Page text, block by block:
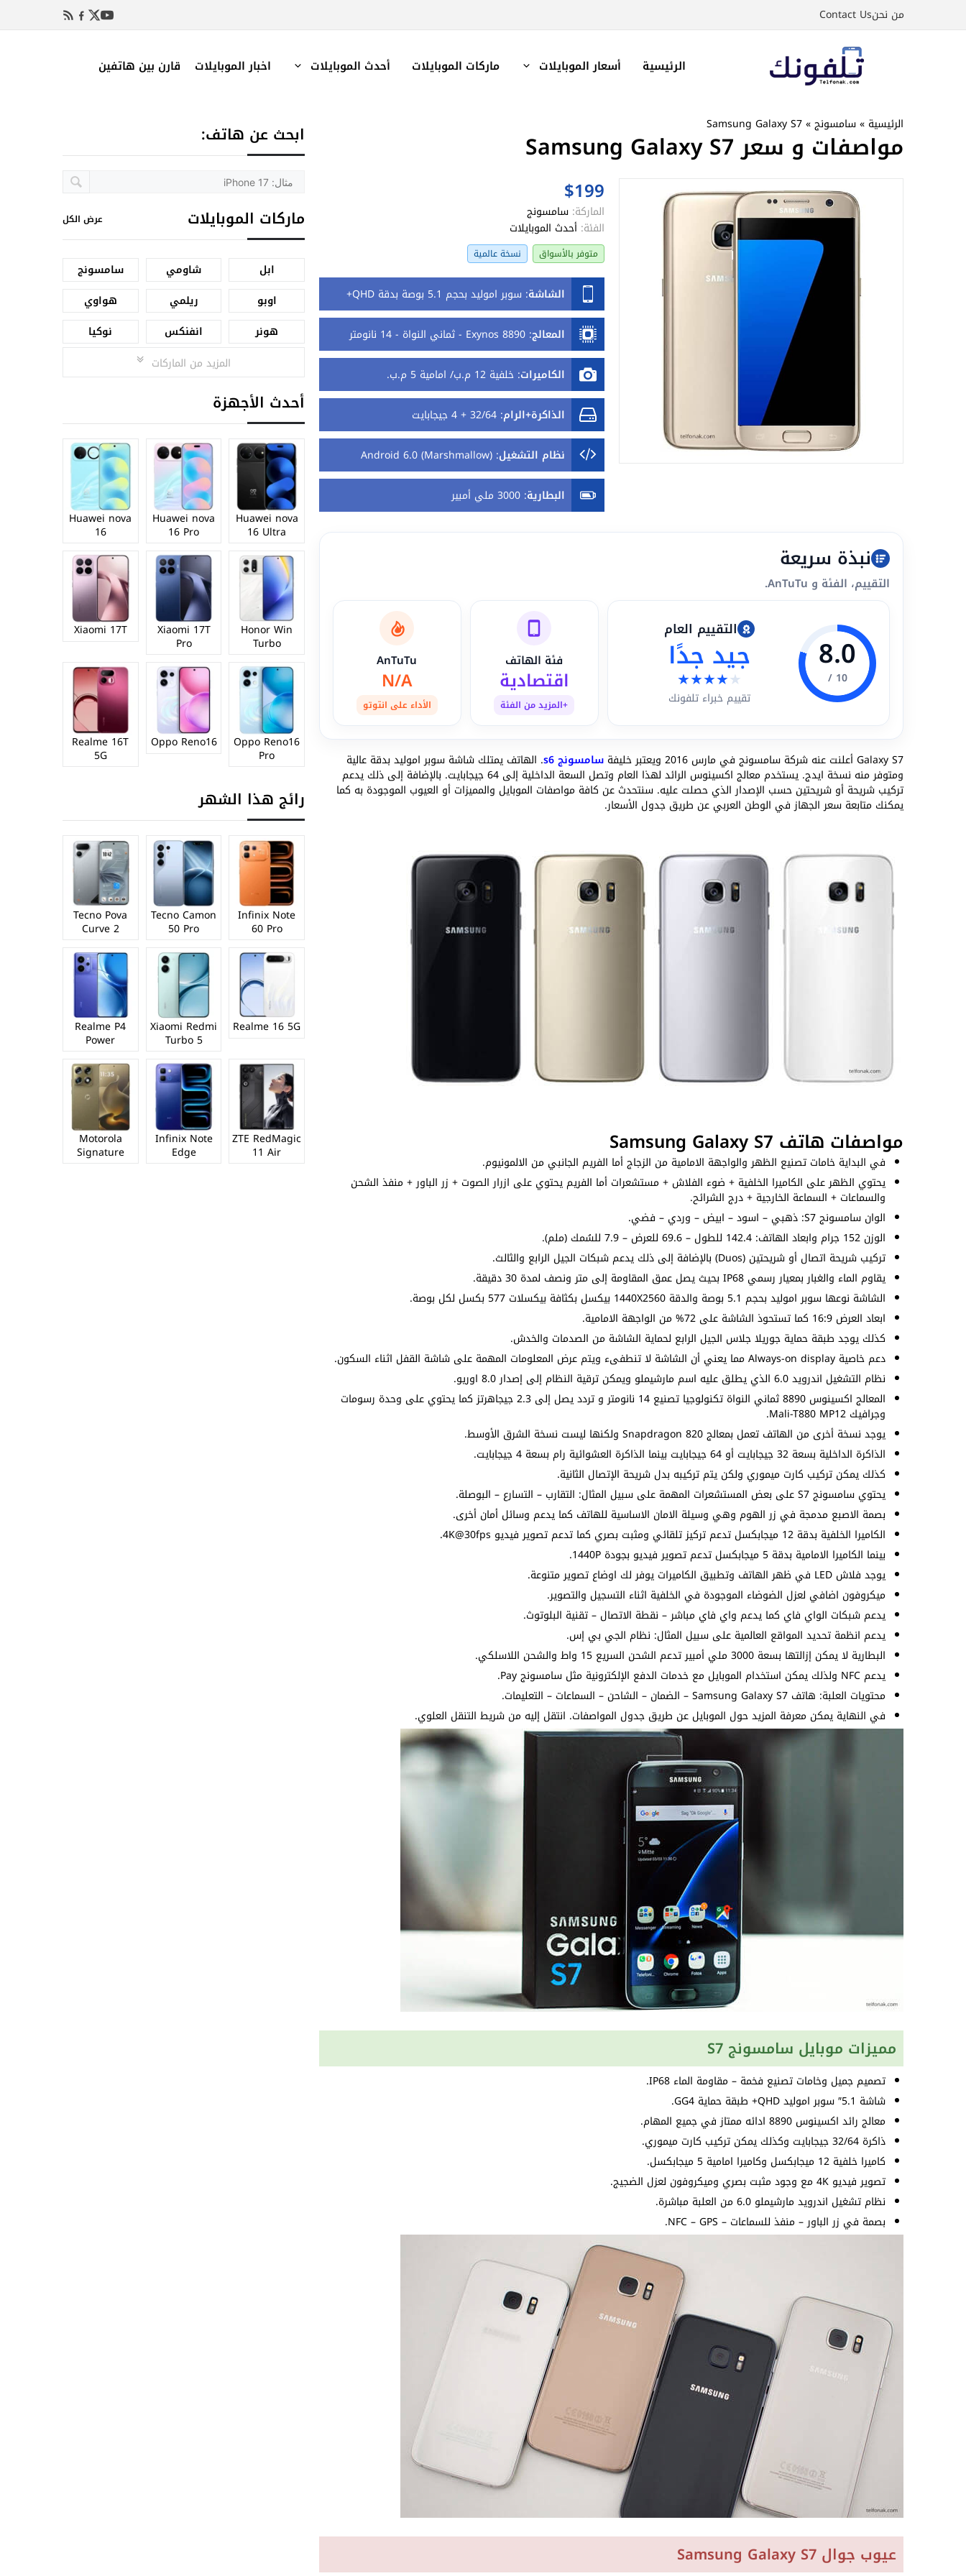
من نحنContact Us
الرئيسية أسعار الموبايلات ماركات الموبايلات أحدث الموبايلات اخبار الموبايلات قارن بين هاتفين
الرئيسية »سامسونج»
Samsung Galaxy S7
مواصفات و سعر Samsung Galaxy S7
$199
الماركة: سامسونج
الفئة: أحدث الموبايلات
متوفر بالأسواق نسخة عالمية
الشاشة: سوبر اموليد بحجم 5.1 بوصة بدقة QHD+
المعالج:Exynos 8890 - ثماني النواة - 14 نانومتر
الكاميرات:خلفية 12 م.ب/ امامية 5 م.ب.
الذاكرة+الرام:32/64 + 4 جيجابايت
نظام التشغيل:
Android 6.0 (Marshmallow)
البطارية:3000 ملي أمبير
نبذة سريعة
التقييم، الفئة و AnTuTu.
8.0
10 /
التقييم العام
جيد جدًا
★★★★★
تقييم خبراء تلفونك
فئة الهاتف
اقتصادية
+المزيد من الفئة
AnTuTu
N/A
الأداء على انتوتو
Galaxy S7 أعلنت عنه شركة سامسونج في مارس 2016 ويعتبر خليفة سامسونج s6 . الهاتف يمتلك شاشة سوبر اموليد بدقة عالية
ومتوفر منه نسخة ايدج. يستخدم معالج اكسينوس الرائد لهذا العام وتصل السعة الداخلية إلى 64 جيجابايت. بالإضافة إلى ذلك يدعم
تركيب شريحة أو شريحتين حسب الإصدار الذي حصلت عليه. سنتحدث عن كافة مواصفات الموبايل والمميزات أو العيوب الموجودة به كما
يمكنك متابعة سعر الجهاز في الوطن العربي عن طريق جدول الأسعار.
مواصفات هاتف Samsung Galaxy S7
في البداية خامات تصنيع الظهر والواجهة الامامية من الزجاج أما الفريم الجانبي من الالمونيوم.
يحتوي الظهر على الكاميرا الخلفية + ضوء الفلاش + مستشعرات أما الفريم يحتوي على ازرار الصوت + زر الباور + منفذ الشحن
والسماعات + السماعة الخارجية + درج الشرائح.
الوان سامسونج S7: ذهبي – اسود – ابيض – وردي – فضي.
الوزن 152 جرام وابعاد الهاتف: 142.4 للطول – 69.6 للعرض – 7.9 للسُمك (ملم).
تركيب شريحة اتصال أو شريحتين (Duos) بالإضافة إلى ذلك يدعم شبكات الجيل الرابع والثالث.
يقاوم الماء والغبار بمعيار رسمي IP68 بحيث يصل عمق المقاومة إلى متر ونصف لمدة 30 دقيقة.
الشاشة نوعها سوبر اموليد بحجم 5.1 بوصة والدقة 1440X2560 بيكسل بكثافة بيكسلات 577 بكسل لكل بوصة.
ابعاد العرض 16:9 كما تستحوذ الشاشة على 72% من الواجهة الامامية.
كذلك يوجد طبقة حماية جوريلا جلاس الجيل الرابع لحماية الشاشة من الصدمات والخدش.
دعم خاصية Always-on display مما يعني أن الشاشة لا تنطفىء ويتم عرض المعلومات المهمة على شاشة القفل اثناء السكون.
نظام التشغيل اندرويد 6.0 الذي يطلق عليه اسم مارشيملو ويمكن ترقية النظام إلى إصدار 8.0 اوريو.
المعالج اكسينوس 8890 ثماني النواة تكنولوجيا تصنيع 14 نانومتر و تردد يصل إلى 2.3 جيجاهرتز كما يحتوي على وحدة رسومات
وجرافيك Mali-T880 MP12.
يوجد نسخة أخرى من الهاتف تعمل بمعالج Snapdragon 820 ولكنها ليست نسخة الشرق الأوسط.
الذاكرة الداخلية بسعة 32 جيجابايت أو 64 جيجابايت بينما الذاكرة العشوائية رام بسعة 4 جيجابايت.
كذلك يمكن تركيب كارت ميموري ولكن يتم تركيبه بدل شريحة الإتصال الثانية.
يحتوي سامسونج S7 على بعض المستشعرات المهمة على سبيل المثال: التقارب – التسارع – البوصلة.
بصمة الاصبع مدمجة في زر الهوم وهي وسيلة الامان الاساسية للهاتف كما يدعم وسائل أمان أخرى.
الكاميرا الخلفية بدقة 12 ميجابكسل تدعم تركيز تلقائي ومثبت بصري كما تدعم تصوير فيديو 4K@30fps.
بينما الكاميرا الامامية بدقة 5 ميجابكسل تدعم تصوير فيديو بجودة 1440P.
يوجد فلاش LED في ظهر الهاتف وتطبيق الكاميرات يوفر لك اوضاع تصوير متنوعة.
ميكروفون اضافي لعزل الضوضاء الموجودة في الخلفية اثناء التسجيل والتصوير.
يدعم شبكات الواي فاي كما يدعم واي فاي مباشر – نقطة الاتصال – تقنية البلوتوث.
يدعم انظمة تحديد المواقع العالمية على سبيل المثال: نظام الجي بي إس.
البطارية لا يمكن إزالتها بسعة 3000 ملي أمبير تدعم الشحن السريع 15 واط والشحن اللاسلكي.
يدعم NFC ولذلك يمكن استخدام الموبايل مع خدمات الدفع الإلكترونية مثل سامسونج Pay.
محتويات العلبة: هاتف Samsung Galaxy S7 – الضمان – الشاحن – السماعات – التعليمات.
في النهاية يمكن معرفة المزيد حول الموبايل عن طريق جدول المواصفات. انتقل إليه من شريط التنقل العلوي.
مميزات موبايل سامسونج S7
تصميم جميل وخامات تصنيع فخمة – مقاومة الماء IP68.
شاشة 5.1″ سوبر اموليد QHD+ طبقة حماية GG4.
معالج رائد اكسينوس 8890 ادائه ممتاز في جميع المهام.
ذاكرة 32/64 جيجابايت وكذلك يمكن تركيب كارت ميموري.
كاميرا خلفية 12 ميجابكسل وكاميرا امامية 5 ميجابكسل.
تصوير فيديو 4K مع وجود مثبت بصري وميكروفون لعزل الضجيج.
نظام تشغيل اندرويد مارشيملو 6.0 من العلبة مباشرة.
بصمة في زر الباور – منفذ للسماعات – NFC – GPS.
عيوب جوال Samsung Galaxy S7
ابحث عن هاتف:
ماركات الموبايلات عرض الكل
ابل شاومي
سامسونج
اوبو
ريلمي
هواوي
هونر
انفنكس
نوكيا
المزيد من الماركات
أحدث الأجهزة
Huawei nova
16 Ultra
Huawei nova
16 Pro
Huawei nova
16
Honor Win
Turbo
Xiaomi 17T
Pro
Xiaomi 17T
Oppo Reno16
Pro
Oppo Reno16
Realme 16T
5G
رائج هذا الشهر
Infinix Note
60 Pro
Tecno Camon
50 Pro
Tecno Pova
Curve 2
Realme 16 5G
Xiaomi Redmi
Turbo 5
Realme P4
Power
ZTE RedMagic
11 Air
Infinix Note
Edge
Motorola
Signature